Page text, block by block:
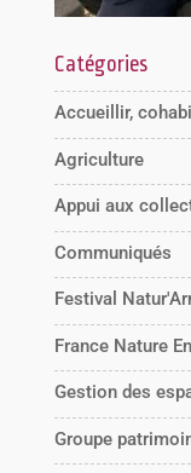
Catégories
Accueillir,
Agriculture
Appui aux
Communiqués
Festival
France Nature
Gestion des
Groupe